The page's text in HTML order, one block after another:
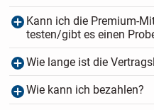
Kann ich die Premium-
testen/gibt es einen
Wie lange ist die
Wie kann ich bezahlen?